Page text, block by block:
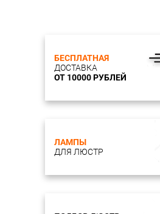
БЕСПЛАТНАЯ
ДОСТАВКА
ОТ 10000 РУБЛЕЙ
ЛАМПЫ
ДЛЯ ЛЮСТР